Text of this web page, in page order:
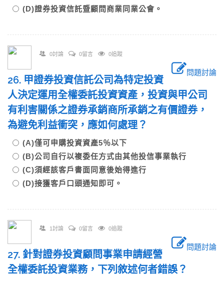
(D)證券投資信託暨顧問商業同業公會。
0討論 0留言 0追蹤
問題討論
26. 甲證券投資信託公司為特定投資
人決定運用全權委託投資資產，投資與甲公司
有利害關係之證券承銷商所承銷之有價證券，
為避免利益衝突，應如何處理？
(A)僅可申購投資資產5％以下
(B)公司自行以複委任方式由其他投信事業執行
(C)須經該客戶書面同意後始得進行
(D)接獲客戶口頭通知即可。
1討論 0留言 0追蹤
問題討論
27. 針對證券投資顧問事業申請經營
全權委託投資業務，下列敘述何者錯誤？